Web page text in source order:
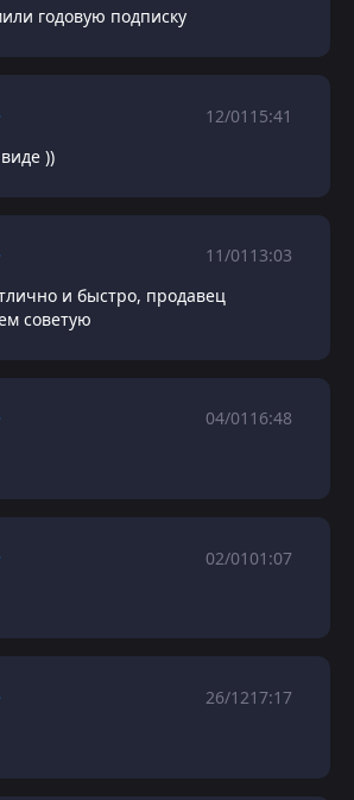
годовую подписку
12/01 15:41
))
11/01 13:03
и быстро, продавец
советую
04/01 16:48
02/0101:07
26/1217:17